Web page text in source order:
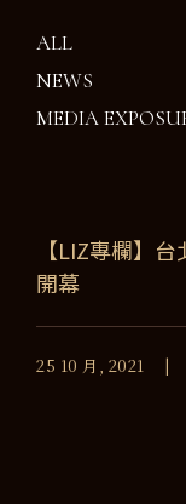
【LIZ專欄】
開幕
25 10 月, 2021
ALL
NEWS
MEDIA